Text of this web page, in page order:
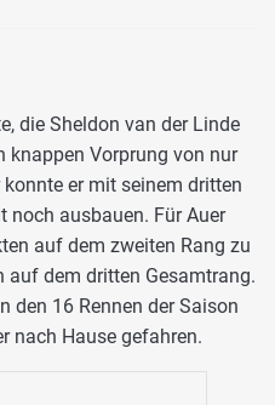
die Sheldon van der Linde
knappen Vorprung von nur
er mit seinem dritten
noch ausbauen. Für Auer
auf dem zweiten Rang zu
auf dem dritten Gesamtrang.
den 16 Rennen der Saison
nach Hause gefahren.